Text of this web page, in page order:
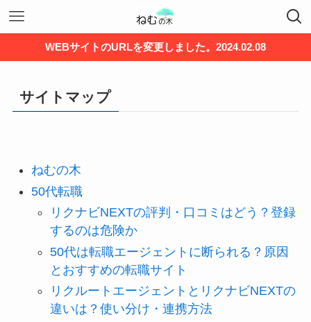
WEBサイトのURLを変更しました。2024.02.08
サイトマップ
ねむの木
50代転職
リクナビNEXTの評判・口コミはどう？登録
するのは危険か
50代は転職エージェントに断られる？原因
とおすすめの転職サイト
リクルートエージェントとリクナビNEXTの
違いは？使い分け・連携方法